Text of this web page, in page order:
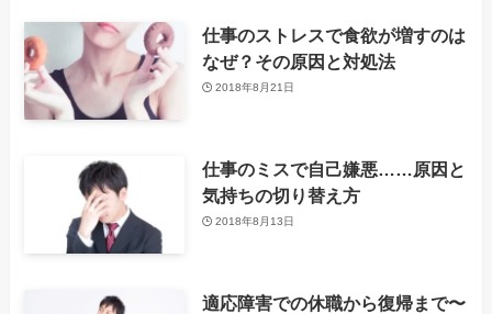
仕事のストレスで食欲が増すのは
なぜ？その原因と対処法
2018年8月21日
仕事のミスで自己嫌悪……原因と
気持ちの切り替え方
2018年8月13日
適応障害での休職から復帰まで〜